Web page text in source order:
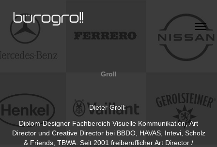
Groll
Dieter Groll:
Diplom-Designer Fachbereich Visuelle Kommunikation, Art
Director und Creative Director bei BBDO, HAVAS, Intevi, Scholz
& Friends, TBWA. Seit 2001 freiberuflicher Art Director /